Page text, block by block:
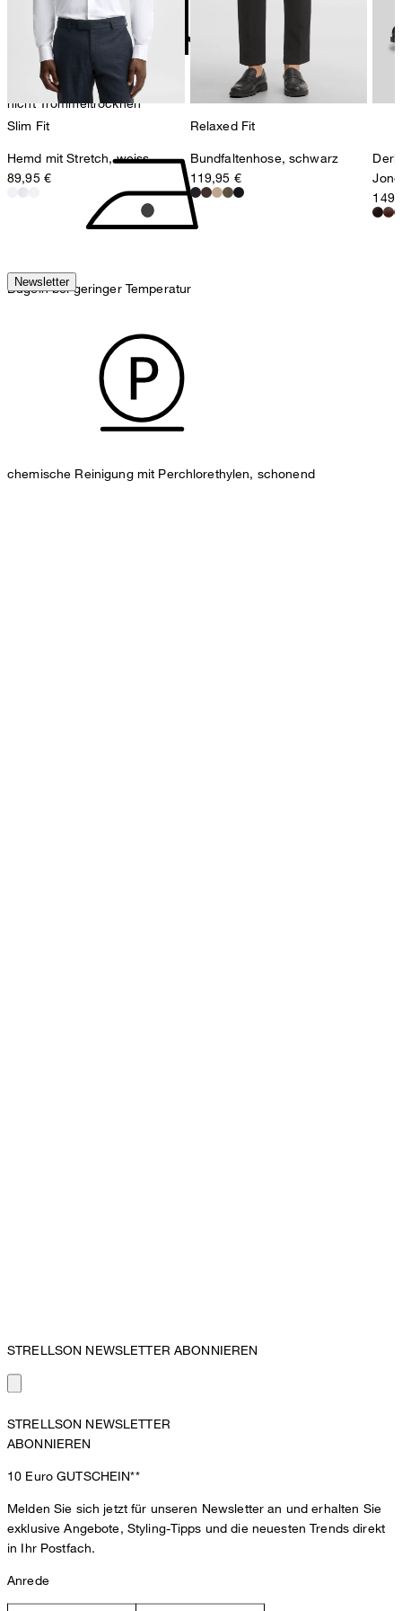
nicht Trommeltrocknen
Bügeln bei geringer Temperatur
chemische Reinigung mit Perchlorethylen, schonend
8280 Kreuzlingen
Schweiz
Slim Fit
Hemd mit Stretch, weiss
89,95 €
Relaxed Fit
Bundfaltenhose, schwarz
119,95 €
Newsletter
STRELLSON NEWSLETTER ABONNIEREN
STRELLSON NEWSLETTER
ABONNIEREN
10 EuroGUTSCHEIN**
Melden Sie sich jetzt für unseren Newsletter an und erhalten Sie
exklusive Angebote, Styling-Tipps und die neuesten Trends direkt
in Ihr Postfach.
Anrede